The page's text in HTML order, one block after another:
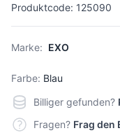
Produktcode: 125090
Marke: EXO
Farbe: Blau
Billiger gefunden?
Fragen? Frag den